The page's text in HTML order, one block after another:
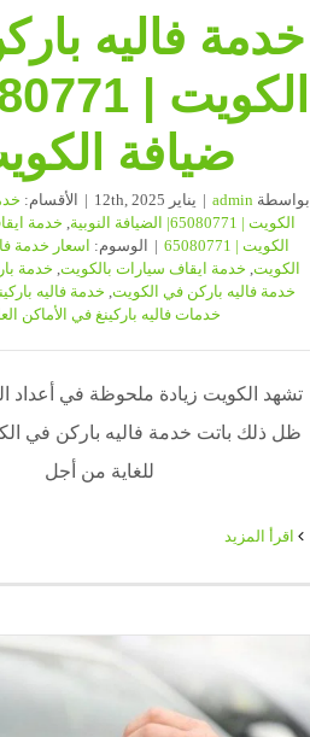
خدمة فاليه
ضيافة
بواسطة admin
| يناير 12th, 2025 | الأقسام:
الكويت | 65080771| الضيافة النوبية
خدمة
الكويت | 65080771
| الوسوم: اسعار خدمة
الكويت خدمة ايقاف سيارات بالكويت خدمة
خدمة فاليه باركن في الكويت, خدمة فاليه
خدمات فاليه باركينغ في الأماكن
تشهد الكويت زيادة ملحوظة في أعداد
ظل ذلك باتت خدمة فاليه باركن في
للغاية من أجل
‫اقرأ المزيد